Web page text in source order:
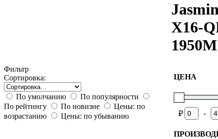
X16-
1950M
Фильтр
Сортировка:
По умолчанию
По популярности
По рейтингу
По новизне
Цены: по
возрастанию
Цены: по убыванию
ЦЕНА
₽ -